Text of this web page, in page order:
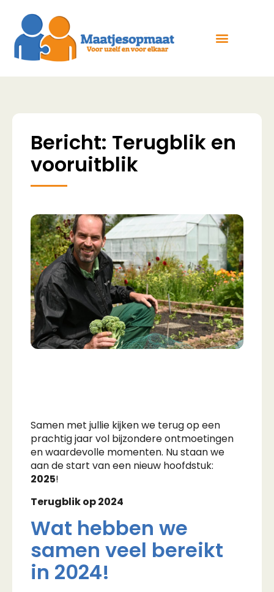
Bericht: Terugblik en
vooruitblik
Samen met jullie kijken we terug op een
prachtig jaar vol bijzondere ontmoetingen
en waardevolle momenten. Nu staan we
aan de start van een nieuw hoofdstuk:
2025!
Terugblik op 2024
Wat hebben we
samen veel bereikt
in 2024!